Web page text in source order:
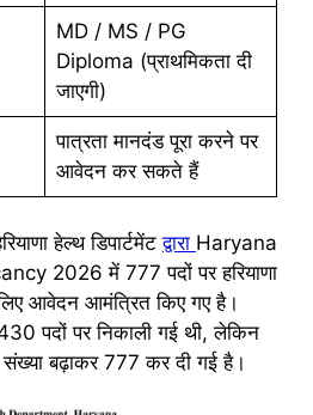
MD / MS / PG
Diploma (प्राथमिकता दी
जाएगी)
पात्रता मानदंड पूरा करने पर
आवेदन कर सकते हैं
हेल्थ डिपार्टमेंटद्वारा Haryana
2026 में 777 पदों पर हरियाणा
आवेदन आमंत्रित किए गए है।
पदों पर निकाली गई थी, लेकिन
संख्या बढ़ाकर 777 कर दी गई है।